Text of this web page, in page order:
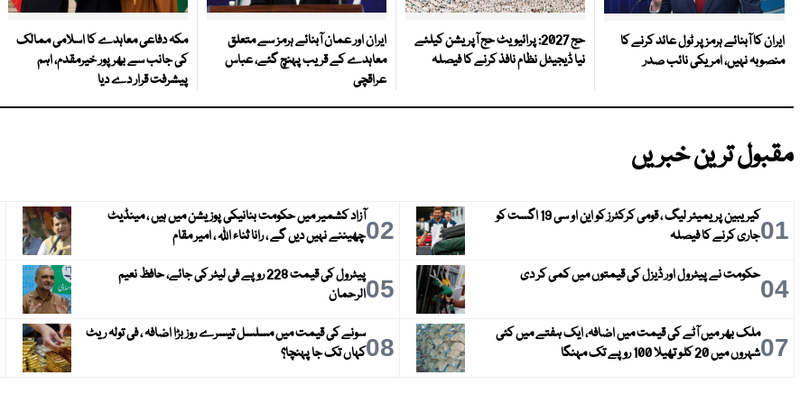
ایران کا آبنائے ہرمز پر ٹول عائد کرنے کا
منصوبہ نہیں، امریکی نائب صدر
حج 2027: پرائیویٹ حج آپریشن کیلئے
نیا ڈیجیٹل نظام نافذ کرنے کا فیصلہ
ایران اور عمان آبنائے ہرمز سے متعلق
معاہدے کے قریب پہنچ گئے، عباس
عراقچی
مکہ دفاعی معاہدے کا اسلامی ممالک
کی جانب سے بھرپور خیرمقدم، اہم
پیشرفت قرار دے دیا
مقبول ترین خبریں
01
کیریبین پریمیئر لیگ ، قومی کرکٹرز کو این او سی 19 اگست کو
جاری کرنے کا فیصلہ
02آزاد کشمیر میں حکومت بنانیکی پوزیشن میں ہیں ، مینڈیٹ
چھیننے نہیں دیں گے ، رانا ثناء اللہ ، امیر مقام
04حکومت نے پیٹرول اور ڈیزل کی قیمتوں میں کمی کر دی 05
پیٹرول کی قیمت 228 روپے فی لیٹر کی جائے، حافظ نعیم
الرحمان
07ملک بھر میں آٹے کی قیمت میں اضافہ، ایک ہفتے میں کئی
شہروں میں 20 کلو تھیلا 100 روپے تک مہنگا
08سونے کی قیمت میں مسلسل تیسرے روز بڑا اضافہ ، فی تولہ ریٹ
کہاں تک جا پہنچا؟